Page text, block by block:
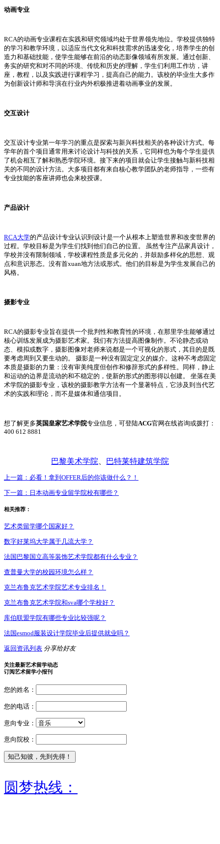
动画专业
RCA的动画专业课程在实践和研究领域均处于世界领先地位。学校提供独特
的学习和教学环境，以适应当代文化和科技需求的迅速变化，培养学生的创
造力和基础技能，使学生能够在前沿的动态影像领域有所发展。通过创新、
务实的研究和对不同的环境、传统和历史的理解，学生们利用工作坊，讲
座，教程，以及实践进行课程学习，提高自己的能力。该校的毕业生大多作
为创新设计师和导演在行业内外积极推进着动画事业的发展。
交互设计
交互设计专业第一年学习的重点是探索与新兴科技相关的各种设计方式。每
学年的首个项目通常用来讨论设计与科技的关系，它同样也为每个学生提供
了机会相互了解和熟悉学院环境。接下来的项目就会让学生接触与新科技相
关的不同的设计方法。大多项目都有来自核心教学团队的老师指导，一些有
专业技能的客座讲师也会来校授课。
产品设计
RCA大学的产品设计专业认识到设计是一个从根本上塑造世界和改变世界的
过程。学校目标是为学生们找到他们自己的位置。 虽然专注产品家具设计，
学校并没有限制领域，学校课程性质是多元化的，并鼓励多样化的思想、观
点和意识形态。没有首xuan地方法或形式。他们的目标是为学生发展自己的
风格。
摄影专业
RCA的摄影专业旨在提供一个批判性和教育性的环境，在那里学生能够通过
核心训练发展成为摄影艺术家。我们有方法提高图像制作。不论静态或动
态、模拟或数字，摄影图像对老师来说都是一个可视化的形式，其目的是既
要考虑周到又要生动的。 摄影是一种没有固定定义的媒介。这种不考虑固定
本质是摄影的力量：没有审美纯度但创作和修辞形式的多样性。同样，静止
和运动的边界是流动的和不稳定的，使新的形式的图形得以创建。 坐落在美
术学院的摄影专业，该校的摄影教学方法有一个显著特点，它涉及到当代艺
术的实践和理论，而不是媒体和通信项目。
想了解更多英国皇家艺术学院专业信息，可登陆ACG官网在线咨询或拨打：
400 612 8881
巴黎美术学院 巴特莱特建筑学院
上一篇： 必看！拿到OFFER后的你该做什么？！
下一篇： 日本动画专业留学院校有哪些？
相关推荐：
艺术类留学哪个国家好？
数字好莱坞大学属于几流大学？
法国巴黎国立高等装饰艺术学院都有什么专业？
查普曼大学的校园环境怎么样？
克兰布鲁克艺术学院艺术专业排名！
克兰布鲁克艺术学院和sva哪个学校好？
库伯联盟学院有哪些专业比较强呢？
法国esmod服装设计学院毕业后提供就业吗？
返回资讯列表 分享给好友
关注最新艺术留学动态
订阅艺术留学小报刊
您的姓名：
您的电话：
意向专业：
意向院校：
圆梦热线：